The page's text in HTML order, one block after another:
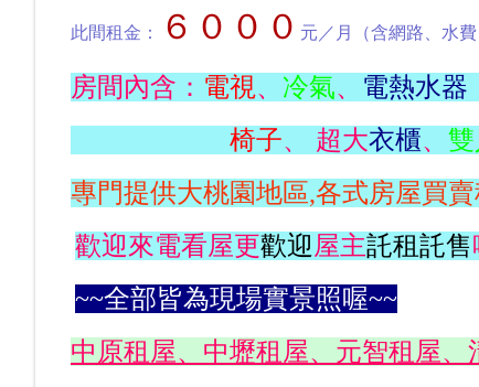
此間租金： ６０００ 元／月（含網路、水費
房間內含： 電視、 冷氣、 電熱水器
椅子、 超大衣櫃、
專門提供大桃園地區,各式房屋買
歡迎來電看屋更歡迎屋主託租託售
~~全部皆為現場實景照喔~~
中原租屋、中壢租屋、元智租屋、